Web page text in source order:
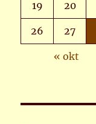
19 20
26 27
« okt